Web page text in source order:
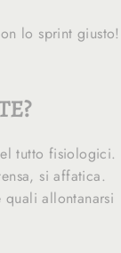
lo sprint giusto!
tutto fisiologici.
si affatica.
quali allontanarsi